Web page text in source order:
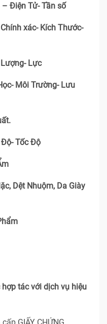
Điện Tử- Tần số
xác- Kích Thước-
Lực
Môi Trường- Lưu
Tốc Độ
Dệt Nhuộm, Da Giày
tác với dịch vụ hiệu